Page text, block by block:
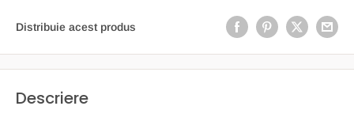
Distribuie acest produs
Descriere